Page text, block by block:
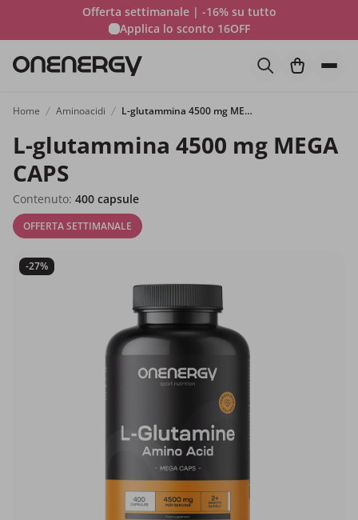
Offerta settimanale | -16% su tutto
Applica lo sconto 16OFF
Home Aminoacidi L-glutammina 4500 mg MEGA CAPS
L-glutammina 4500 mg MEGA
CAPS
Contenuto: 400 capsule
OFFERTA SETTIMANALE
-27%